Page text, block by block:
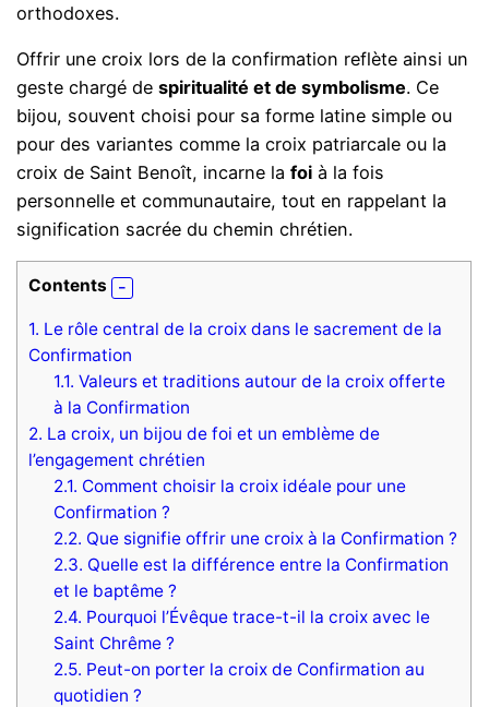
orthodoxes.
Offrir une croix lors de la confirmation reflète ainsi un
geste chargé despiritualité et de symbolisme. Ce
bijou, souvent choisi pour sa forme latine simple ou
pour des variantes comme la croix patriarcale ou la
croix de Saint Benoît, incarne lafoi à la fois
personnelle et communautaire, tout en rappelant la
signification sacrée du chemin chrétien.
Contents
1. Le rôle central de la croix dans le sacrement de la
Confirmation
1.1. Valeurs et traditions autour de la croix offerte
à la Confirmation
2. La croix, un bijou de foi et un emblème de
l’engagement chrétien
2.1. Comment choisir la croix idéale pour une
Confirmation ?
2.2. Que signifie offrir une croix à la Confirmation ?
2.3. Quelle est la différence entre la Confirmation
et le baptême ?
2.4. Pourquoi l’Évêque trace-t-il la croix avec le
Saint Chrême ?
2.5. Peut-on porter la croix de Confirmation au
quotidien ?